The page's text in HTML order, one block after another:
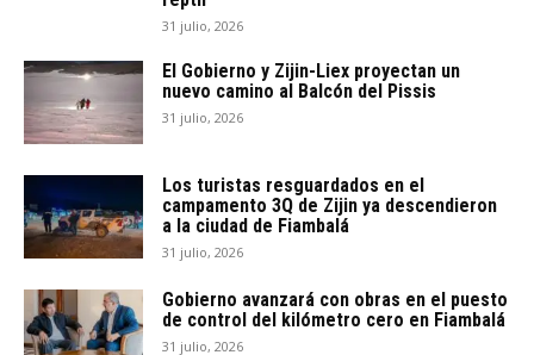
31 julio, 2026
El Gobierno y Zijin-Liex proyectan un
nuevo camino al Balcón del Pissis
31 julio, 2026
Los turistas resguardados en el
campamento 3Q de Zijin ya descendieron
a la ciudad de Fiambalá
31 julio, 2026
Gobierno avanzará con obras en el puesto
de control del kilómetro cero en Fiambalá
31 julio, 2026